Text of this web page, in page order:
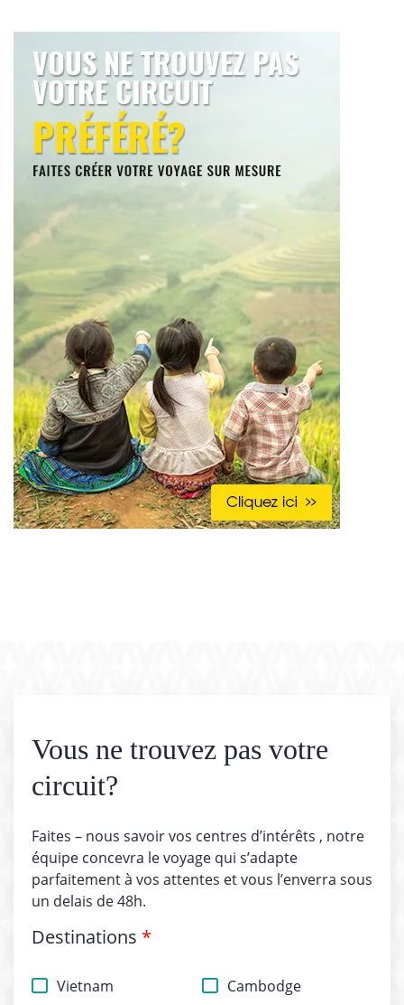
Vous ne trouvez pas votre
circuit?
Faites – nous savoir vos centres d’intérêts , notre
équipe concevra le voyage qui s’adapte
parfaitement à vos attentes et vous l’enverra sous
un delais de 48h.
Destinations *
Vietnam Cambodge